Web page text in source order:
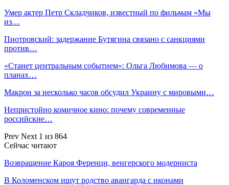
Умер актер Петр Складчиков, известный по фильмам «Мы
из…
Пиотровский: задержание Бутягина связано с санкциями
против…
«Станет центральным событием»: Ольга Любимова — о
планах…
Макрон за несколько часов обсудил Украину с мировыми…
Непристойно комичное кино: почему современные
российские…
Prev Next 1 из 864
Сейчас читают
Возвращение Кароя Ференци, венгерского модерниста
В Коломенском ищут родство авангарда с иконами